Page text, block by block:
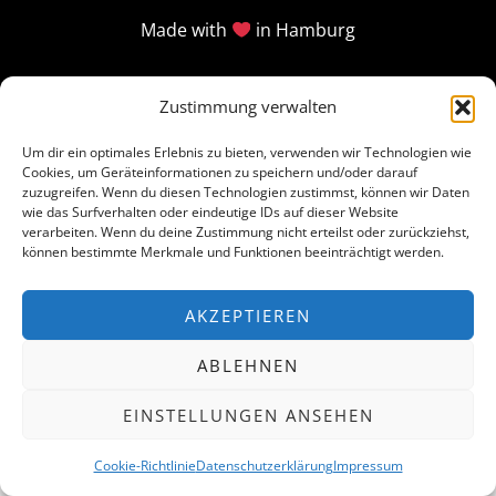
Zustimmung verwalten
Um dir ein optimales Erlebnis zu bieten, verwenden wir Technologien wie
Cookies, um Geräteinformationen zu speichern und/oder darauf
zuzugreifen. Wenn du diesen Technologien zustimmst, können wir Daten
wie das Surfverhalten oder eindeutige IDs auf dieser Website
verarbeiten. Wenn du deine Zustimmung nicht erteilst oder zurückziehst,
können bestimmte Merkmale und Funktionen beeinträchtigt werden.
AKZEPTIEREN
ABLEHNEN
EINSTELLUNGEN ANSEHEN
Cookie-RichtlinieDatenschutzerklärungImpressum
Made with in Hamburg